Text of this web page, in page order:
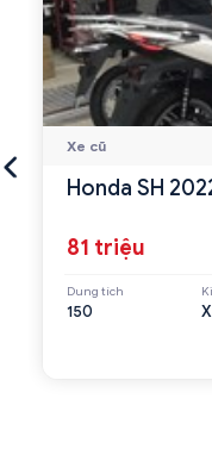
Xe cũ
Honda SH
81 triệu
Dung tích
150